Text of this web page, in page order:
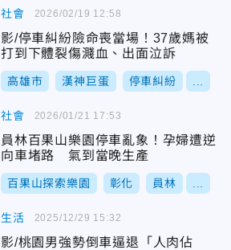
社會
影/停車糾紛險命喪當場！37歲媽被
打到下體裂傷濺血、出面泣訴
高雄市 漢神巨蛋 停車糾紛
2026/02/19 12:58
社會
員林百果山樂園停車亂象！孕婦遭逆
向車堵路 氣到當晚生產
百果山探索樂園 彰化 員林
2026/01/21 17:53
生活
影/桃園男強勢倒車逼退「人肉佔
2025/12/29 15:32